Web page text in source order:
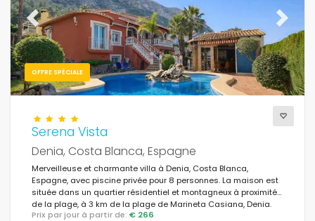
OFFRE SPÉCIALE
Previous Next
Serena Vista
Denia, Costa Blanca, Espagne
Merveilleuse et charmante villa à Denia, Costa Blanca,
Espagne, avec piscine privée pour 8 personnes. La maison est
située dans un quartier résidentiel et montagneux à proximité
de la plage, à 3 km de la plage de Marineta Casiana, Denia.
Prix par jour à partir de: € 266